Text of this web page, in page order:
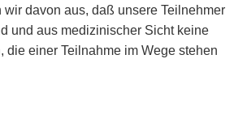
davon aus, daß unsere Teilnehmer
und aus medizinischer Sicht keine
die einer Teilnahme im Wege stehen